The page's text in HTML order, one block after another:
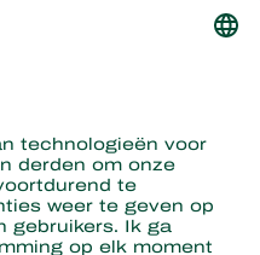
nieuws en